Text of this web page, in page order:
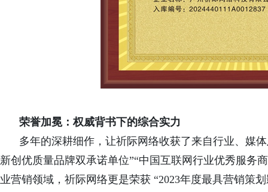
荣誉加冕：权威背书下的综合实力
多年的深耕细作，让祈际网络收获了来自行业、媒
新创优质量品牌双承诺单位”“中国互联网行业优秀服务
业营销领域，祈际网络更是荣获 “2023年度最具营销策